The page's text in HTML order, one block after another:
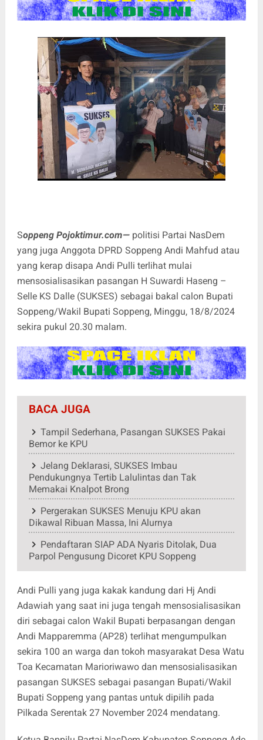
SoppengPojoktimur.com—politisi Partai NasDem
yang juga Anggota DPRD Soppeng Andi Mahfud atau
yang kerap disapa Andi Pulli terlihat mulai
mensosialisasikan pasangan H Suwardi Haseng –
Selle KS Dalle (SUKSES) sebagai bakal calon Bupati
Soppeng/Wakil Bupati Soppeng, Minggu, 18/8/2024
sekira pukul 20.30 malam.
BACA JUGA
Tampil Sederhana, Pasangan SUKSES Pakai
Bemor ke KPU
Jelang Deklarasi, SUKSES Imbau
Pendukungnya Tertib Lalulintas dan Tak
Memakai Knalpot Brong
Pergerakan SUKSES Menuju KPU akan
Dikawal Ribuan Massa, Ini Alurnya
Pendaftaran SIAP ADA Nyaris Ditolak, Dua
Parpol Pengusung Dicoret KPU Soppeng
Andi Pulli yang juga kakak kandung dari Hj Andi
Adawiah yang saat ini juga tengah mensosialisasikan
diri sebagai calon Wakil Bupati berpasangan dengan
Andi Mapparemma (AP28) terlihat mengumpulkan
sekira 100 an warga dan tokoh masyarakat Desa Watu
Toa Kecamatan Marioriwawo dan mensosialisasikan
pasangan SUKSES sebagai pasangan Bupati/Wakil
Bupati Soppeng yang pantas untuk dipilih pada
Pilkada Serentak 27 November 2024 mendatang.